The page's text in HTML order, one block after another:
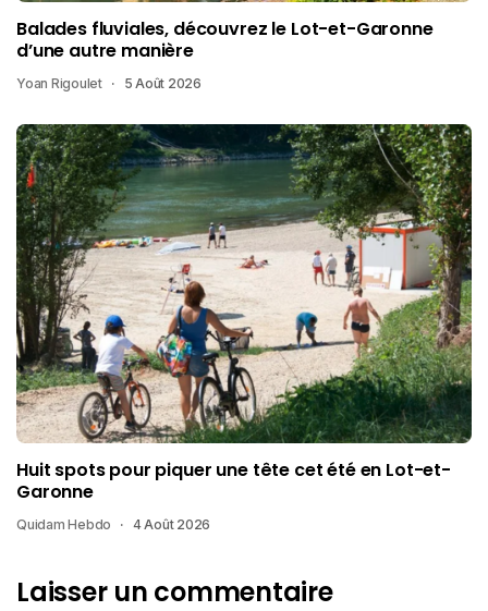
Balades fluviales, découvrez le Lot-et-Garonne
d’une autre manière
Yoan Rigoulet 5 Août 2026
Huit spots pour piquer une tête cet été en Lot-et-
Garonne
Quidam Hebdo 4 Août 2026
Laisser un commentaire